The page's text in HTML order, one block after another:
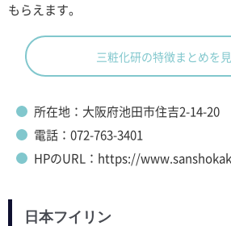
もらえます。
三粧化研の特徴まとめを
所在地：大阪府池田市住吉2-14-20
電話：072-763-3401
HPのURL：https://
日本フイリン